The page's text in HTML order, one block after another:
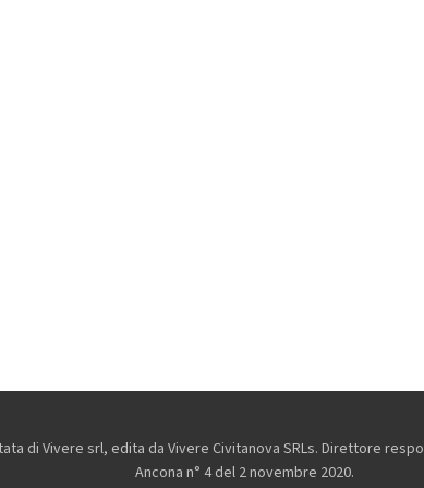
di Vivere srl, edita da Vivere Civitanova SRLs. Direttore
Ancona n° 4 del 2 novembre 2020.